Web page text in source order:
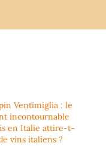
Ventimiglia : le
incontournable
en Italie attire-t-
vins italiens ?